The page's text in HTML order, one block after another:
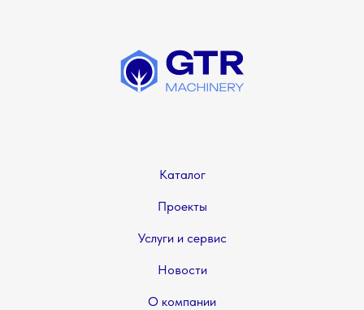
Каталог
Проекты
Услуги и сервис
Новости
О компании